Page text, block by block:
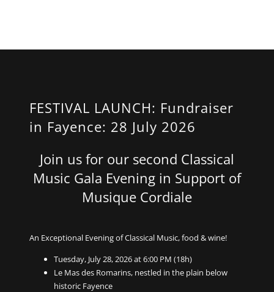
FESTIVAL LAUNCH: Fundraiser
in Fayence: 28 July 2026
Join us for our second Classical
Music Gala Evening in Support of
Musique Cordiale
An Exceptional Evening of Classical Music, food & wine!
Tuesday, July 28, 2026 at 6:00 PM (18h)
Le Mas des Romarins, nestled in the plain below
historic Fayence